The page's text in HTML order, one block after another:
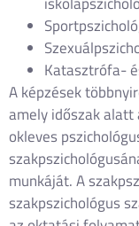
Katasztrófa-
A képzések
amely időszak alatt
okleves
munkáját. A
szakpszichológus